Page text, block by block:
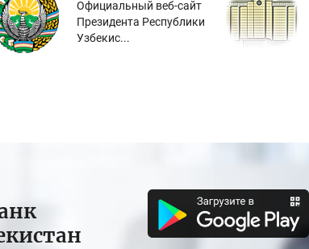
Официальный веб-сайт
Президента Республики
Узбекис...